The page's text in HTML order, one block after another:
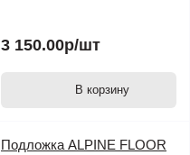
3 150.00р/шт
В корзину
Подложка ALPINE FLOOR